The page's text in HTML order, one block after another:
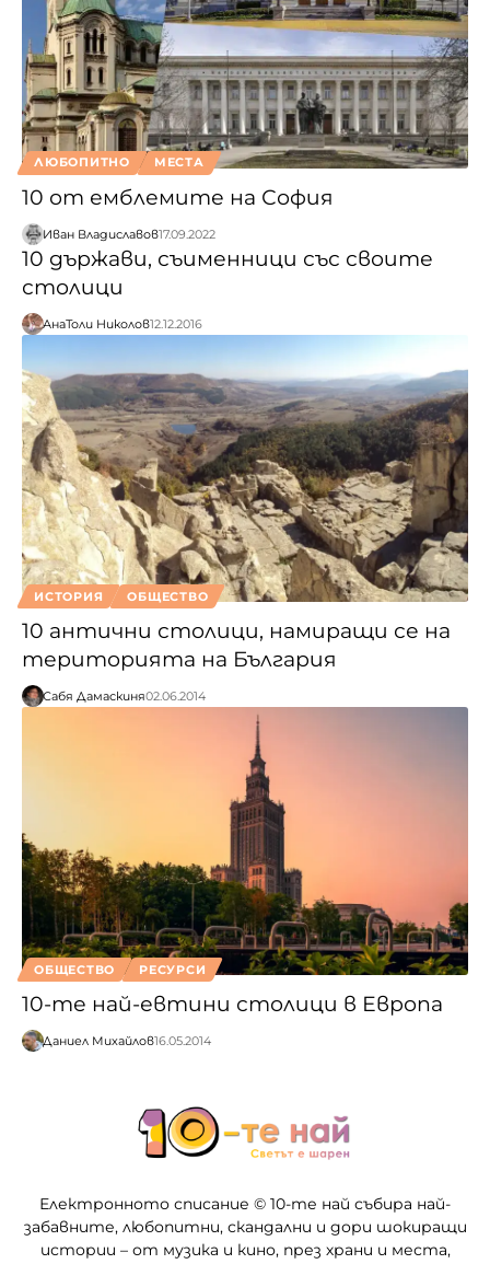
ЛЮБОПИТНО МЕСТА
10 от емблемите на София
Иван Владиславов17.09.2022
10 държави, съименници със своите
столици
АнаТоли Николов12.12.2016
ИСТОРИЯ ОБЩЕСТВО
10 антични столици, намиращи се на
територията на България
Сабя Дамаскиня02.06.2014
ОБЩЕСТВО РЕСУРСИ
10-те най-евтини столици в Европа
Даниел Михайлов16.05.2014
Електронното списание © 10-те най събира най-
забавните, любопитни, скандални и дори шокиращи
истории – от музика и кино, през храни и места,